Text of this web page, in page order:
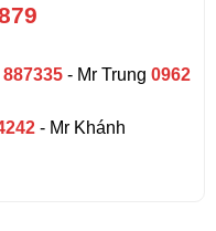
887335 - Mr Trung0962
- Mr Khánh